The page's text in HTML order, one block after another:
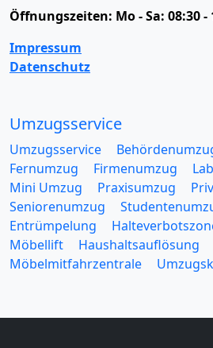
Öffnungszeiten: Mo - Sa: 08:30
Impressum
Datenschutz
Umzugsservice
Umzugsservice
Fernumzug
Firmenumzug
Mini Umzug
Praxisumzug
Seniorenumzug
Entrümpelung
Möbellift
Haushaltsauflösung
Möbelmitfahrzentrale